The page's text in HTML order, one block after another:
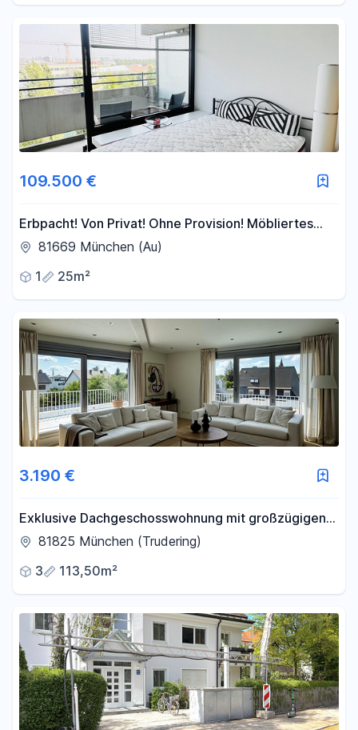
109.500 €
Erbpacht! Von Privat! Ohne Provision! Möbliertes
Apartment m. Balkon inkl. TG-Platz, ab sofort
81669 München (Au)
1
25m²
3.190 €
Exklusive Dachgeschosswohnung mit großzügigen
Terrassen
81825 München (Trudering)
3
113,50m²